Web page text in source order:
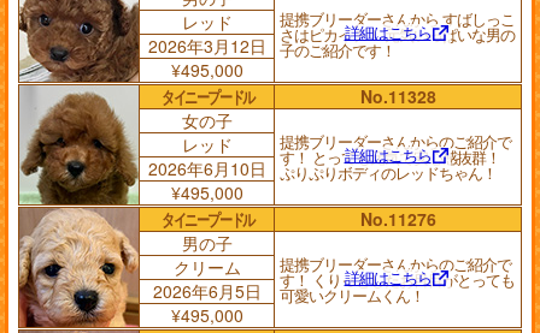
提携ブリーダーさんから すばしっこ
さはピカイチ！ 元気いっぱいな男の
子のご紹介です！
詳細はこちら
レッド
2026年3月12日
¥495,000
タイニープードル
No.11328
女の子
提携ブリーダーさんからのご紹介で
す！ とっても元気で安心感抜群！
ぷりぷりボディのレッドちゃん！
詳細はこちら
レッド
2026年6月10日
¥495,000
タイニープードル
No.11276
男の子
提携ブリーダーさんからのご紹介で
す！ くりっとしたお目目がとっても
可愛いクリームくん！
詳細はこちら
クリーム
2026年6月5日
¥495,000